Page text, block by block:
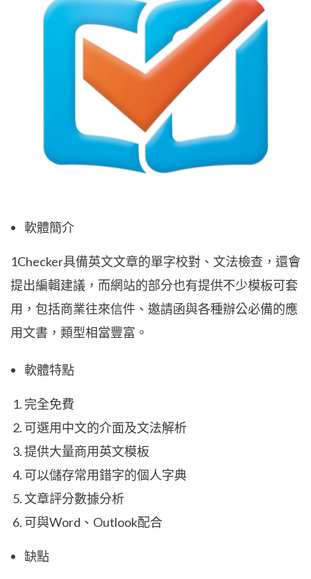
軟體簡介
1Checker具備英文文章的單字校對、文法檢查，還會
提出編輯建議，而網站的部分也有提供不少模板可套
用，包括商業往來信件、邀請函與各種辦公必備的應
用文書，類型相當豐富。
軟體特點
完全免費
可選用中文的介面及文法解析
提供大量商用英文模板
可以儲存常用錯字的個人字典
文章評分數據分析
可與Word、Outlook配合
缺點